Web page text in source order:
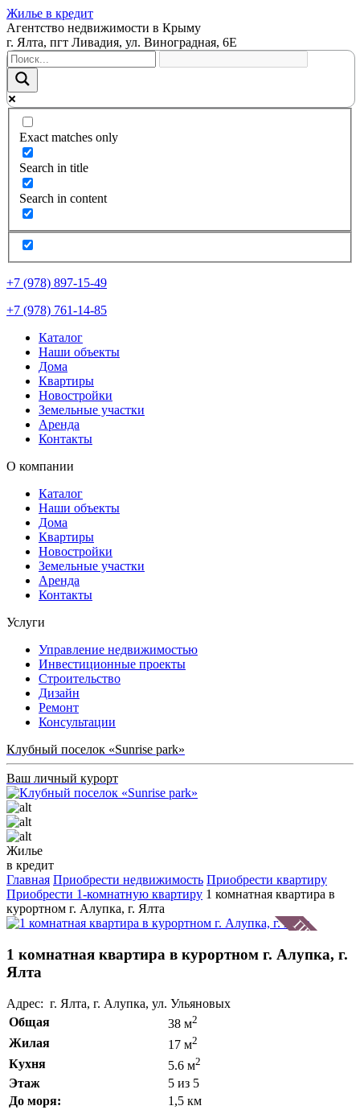
Жилье в кредит
Агентство недвижимости в Крыму
г. Ялта, пгт Ливадия, ул. Виноградная, 6Е
Exact matches only
Search in title
Search in content
+7 (978) 897-15-49
+7 (978) 761-14-85
Каталог
Наши объекты
Дома
Квартиры
Новостройки
Земельные участки
Аренда
Контакты
О компании
Каталог
Наши объекты
Дома
Квартиры
Новостройки
Земельные участки
Аренда
Контакты
Услуги
Управление недвижимостью
Инвестиционные проекты
Строительство
Дизайн
Ремонт
Консультации
Клубный поселок «Sunrise park»
Ваш личный курорт
Жилье
в кредит
Главная Приобрести недвижимость Приобрести квартиру
Приобрести 1-комнатную квартиру 1 комнатная квартира в
курортном г. Алупка, г. Ялта
1 комнатная квартира в курортном г. Алупка, г.
Ялта
Адрес: г. Ялта, г. Алупка, ул. Ульяновых
Общая
38 м2
Жилая 17 м2
Кухня 5.6 м2
Этаж
5 из 5
До моря:
1,5 км